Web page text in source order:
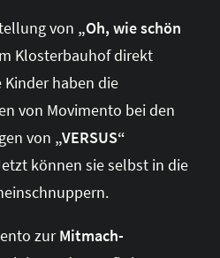
von „Oh, wie schön
Klosterbauhof direkt
haben die
von Movimento bei den
von „VERSUS“
können sie selbst in die
zurMitmach-